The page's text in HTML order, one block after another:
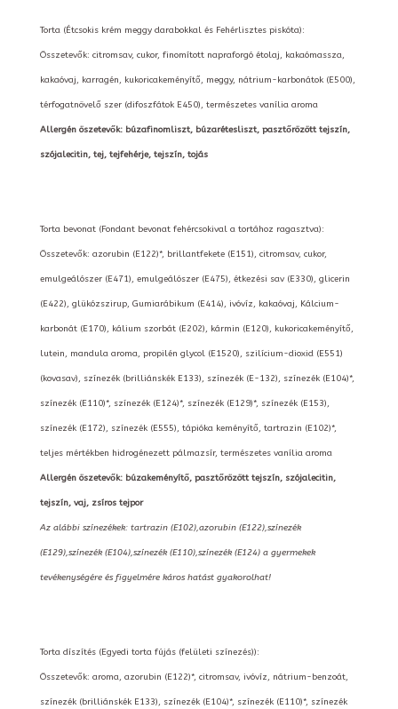
Torta (Étcsokis krém meggy darabokkal és Fehérlisztes piskóta):
Összetevők: citromsav, cukor, finomított napraforgó étolaj, kakaómassza,
kakaóvaj, karragén, kukoricakeményítő, meggy, nátrium-karbonátok (E500),
térfogatnövelő szer (difoszfátok E450), természetes vanília aroma
Allergén öszetevők: búzafinomliszt, búzarétesliszt, pasztőrözött tejszín,
szójalecitin, tej, tejfehérje, tejszín, tojás
Torta bevonat (Fondant bevonat fehércsokival a tortához ragasztva):
Összetevők: azorubin (E122)*, brillantfekete (E151), citromsav, cukor,
emulgeálószer (E471), emulgeálószer (E475), étkezési sav (E330), glicerin
(E422), glükózszirup, Gumiarábikum (E414), ivóvíz, kakaóvaj, Kálcium-
karbonát (E170), kálium szorbát (E202), kármin (E120), kukoricakeményítő,
lutein, mandula aroma, propilén glycol (E1520), szilícium-dioxid (E551)
(kovasav), színezék (brilliánskék E133), színezék (E-132), színezék (E104)*,
színezék (E110)*, színezék (E124)*, színezék (E129)*, színezék (E153),
színezék (E172), színezék (E555), tápióka keményítő, tartrazin (E102)*,
teljes mértékben hidrogénezett pálmazsír, természetes vanília aroma
Allergén öszetevők: búzakeményítő, pasztőrözött tejszín, szójalecitin,
tejszín, vaj, zsíros tejpor
Az alábbi színezékek: tartrazin (E102),azorubin (E122),színezék
(E129),színezék (E104),színezék (E110),színezék (E124) a gyermekek
tevékenységére és figyelmére káros hatást gyakorolhat!
Torta díszítés (Egyedi torta fújás (felületi színezés)):
Összetevők: aroma, azorubin (E122)*, citromsav, ivóvíz, nátrium-benzoát,
színezék (brilliánskék E133), színezék (E104)*, színezék (E110)*, színezék